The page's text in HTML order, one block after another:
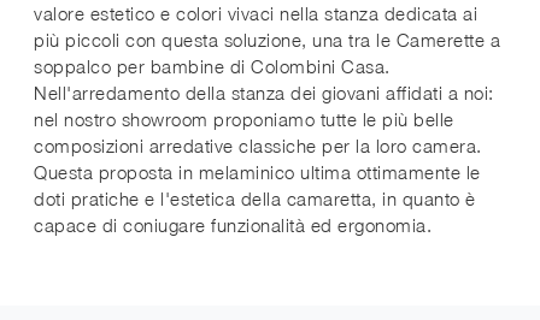
valore estetico e colori vivaci nella stanza dedicata ai
più piccoli con questa soluzione, una tra le Camerette a
soppalco per bambine di Colombini Casa.
Nell'arredamento della stanza dei giovani affidati a noi:
nel nostro showroom proponiamo tutte le più belle
composizioni arredative classiche per la loro camera.
Questa proposta in melaminico ultima ottimamente le
doti pratiche e l'estetica della camaretta, in quanto è
capace di coniugare funzionalità ed ergonomia.